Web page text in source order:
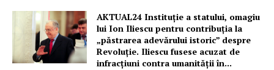
AKTUAL24 Instituție a statului, omagiu
lui Ion Iliescu pentru contribuția la
„păstrarea adevărului istoric” despre
Revoluție. Iliescu fusese acuzat de
infracțiuni contra umanității în...